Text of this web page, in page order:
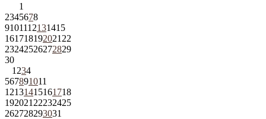
1
2345678
9101112131415
161718192021 22
23242526272829
30
1 234
567891011
12131415161718
192021 22232425
262728293031